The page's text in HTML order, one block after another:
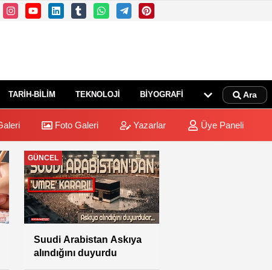
TARİH-BİLİM TEKNOLOJİ BİYOGRAFİ Ara
Foto Galeri Yazarlar Üye Paneli
DİYANET
Rabia: “Farklı vize
türleriyle hac